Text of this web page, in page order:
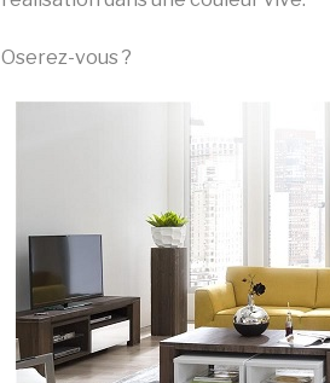
Oserez-vous ?